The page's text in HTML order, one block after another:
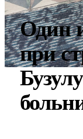
Один
при